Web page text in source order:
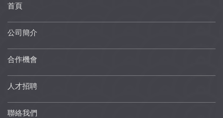
首頁
公司簡介
合作機會
人才招聘
聯絡我們